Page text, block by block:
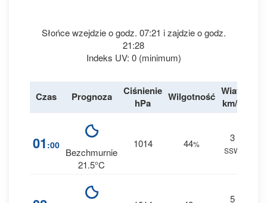
Słońce wzejdzie o godz. 07:21 i zajdzie o godz.
21:28
Indeks UV: 0 (minimum)
Czas Prognoza
Ciśnienie
hPa
Wilgotność Wiatr
km/h
01 :00
Bezchmurnie
21.5°C
1014 44%
3
SSW
5